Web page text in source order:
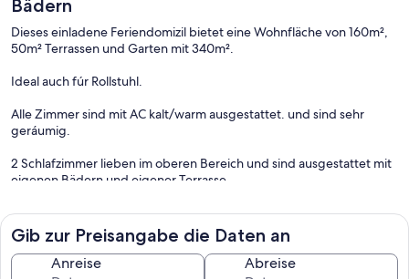
Bädern
Dieses einladene Feriendomizil bietet eine Wohnfläche von 160m²,
50m² Terrassen und Garten mit 340m².
Ideal auch fúr Rollstuhl.
Alle Zimmer sind mit AC kalt/warm ausgestattet. und sind sehr
geráumig.
2 Schlafzimmer lieben im oberen Bereich und sind ausgestattet mit
eigenen Bädern und eigener Terrasse
Das 3.Schlafzimmer liegt im Erdgeschoss, sowie das 3.komplette
Bad. Dieses Bett hat eine Grösse von 1.50m.
Alle Schlafzimmer haben TV.
Gib zur Preisangabe die Daten an
Anreise Abreise